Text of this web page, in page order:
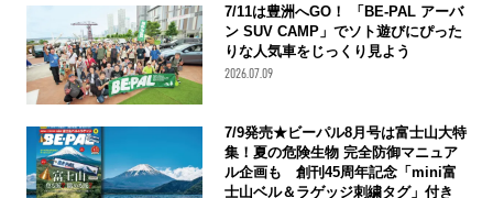
7/11は豊洲へGO！ 「BE-PAL アーバ
ン SUV CAMP」でソト遊びにぴった
りな人気車をじっくり見よう
2026.07.09
7/9発売★ビーパル8月号は富士山大特
集！夏の危険生物 完全防御マニュア
ル企画も 創刊45周年記念「mini富
士山ベル＆ラゲッジ刺繍タグ」付き